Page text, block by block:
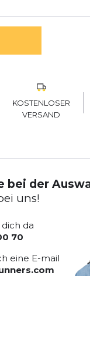
KOSTENLOSER
VERSAND
bei der
uns!
da
70
eine E-mail